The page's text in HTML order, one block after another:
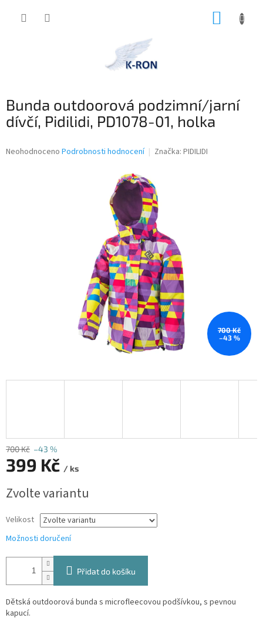
Bunda outdoorová podzimní/jarní
dívčí, Pidilidi, PD1078-01, holka
Průměrné
Neohodnoceno Podrobnosti hodnocení Značka: PIDILIDI
700 Kč
–43 %
700 Kč –43 %
399 Kč / ks
cena:
Zvolte variantu
Velikost
Možnosti doručení
Přidat do košíku
Dětská outdoorová bunda s microfleecovou podšívkou, s pevnou
kapucí.